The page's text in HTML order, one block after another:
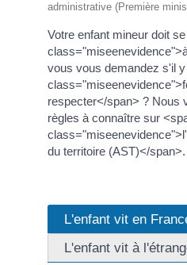
administrative (Première
Votre enfant mineur doit
vous vous demandez s'il
respecter</span> ? Nous
règles à connaître sur
du territoire (AST)</span>.
L'enfant vit en
L'enfant vit à